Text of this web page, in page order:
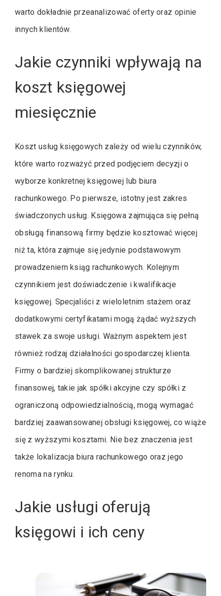
warto dokładnie przeanalizować oferty oraz opinie
innych klientów.
Jakie czynniki wpływają na
koszt księgowej
miesięcznie
Koszt usług księgowych zależy od wielu czynników,
które warto rozważyć przed podjęciem decyzji o
wyborze konkretnej księgowej lub biura
rachunkowego. Po pierwsze, istotny jest zakres
świadczonych usług. Księgowa zajmująca się pełną
obsługą finansową firmy będzie kosztować więcej
niż ta, która zajmuje się jedynie podstawowym
prowadzeniem ksiąg rachunkowych. Kolejnym
czynnikiem jest doświadczenie i kwalifikacje
księgowej. Specjaliści z wieloletnim stażem oraz
dodatkowymi certyfikatami mogą żądać wyższych
stawek za swoje usługi. Ważnym aspektem jest
również rodzaj działalności gospodarczej klienta.
Firmy o bardziej skomplikowanej strukturze
finansowej, takie jak spółki akcyjne czy spółki z
ograniczoną odpowiedzialnością, mogą wymagać
bardziej zaawansowanej obsługi księgowej, co wiąże
się z wyższymi kosztami. Nie bez znaczenia jest
także lokalizacja biura rachunkowego oraz jego
renoma na rynku.
Jakie usługi oferują
księgowi i ich ceny